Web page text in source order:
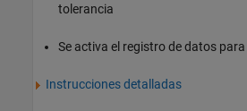
tolerancia
Se activa el registro de datos
Instrucciones detalladas